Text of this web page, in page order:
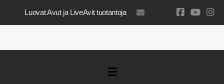
Luovat Avut ja LiveAvit tuotantoja luovatavut@gmail.com